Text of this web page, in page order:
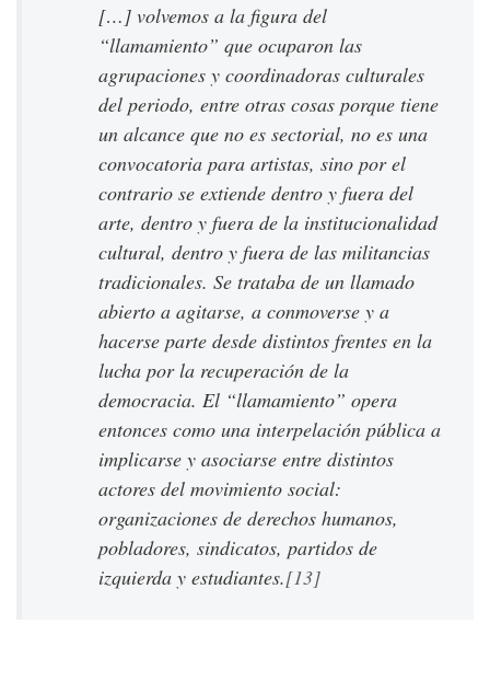
[…] volvemos a la figura del
“llamamiento” que ocuparon las
agrupaciones y coordinadoras culturales
del periodo, entre otras cosas porque tiene
un alcance que no es sectorial, no es una
convocatoria para artistas, sino por el
contrario se extiende dentro y fuera del
arte, dentro y fuera de la institucionalidad
cultural, dentro y fuera de las militancias
tradicionales. Se trataba de un llamado
abierto a agitarse, a conmoverse y a
hacerse parte desde distintos frentes en la
lucha por la recuperación de la
democracia. El “llamamiento” opera
entonces como una interpelación pública a
implicarse y asociarse entre distintos
actores del movimiento social:
organizaciones de derechos humanos,
pobladores, sindicatos, partidos de
izquierda y estudiantes.[13]